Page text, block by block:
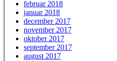
februar 2018
januar 2018
december 2017
november 2017
oktober 2017
september 2017
august 2017